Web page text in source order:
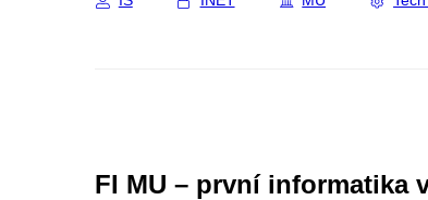
FI MU – první informatika